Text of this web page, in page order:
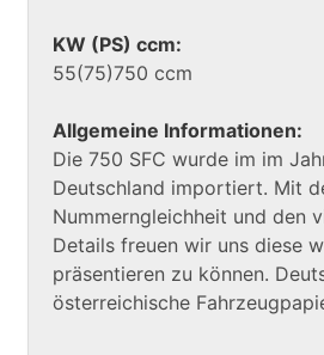
KW (PS) ccm:
55(75)750 ccm
Allgemeine Informationen:
Die 750 SFC wurde im im
Deutschland importiert. Mit
Nummerngleichheit und den
Details freuen wir uns diese
präsentieren zu können.
österreichische